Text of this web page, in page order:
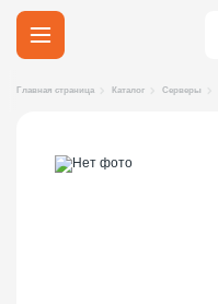
Главная страница Каталог Серверы